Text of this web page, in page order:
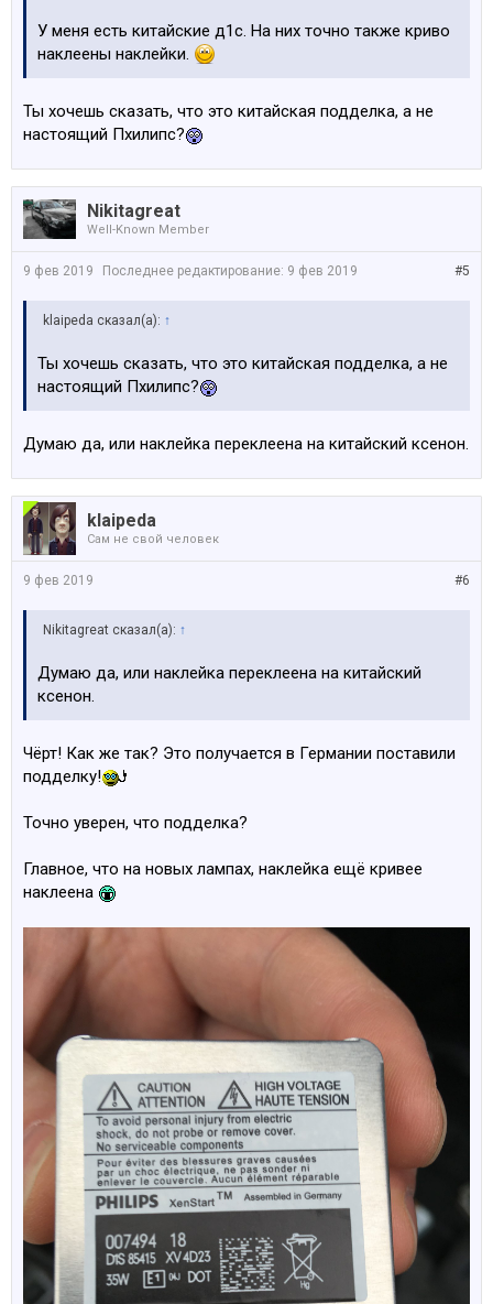
У меня есть китайские д1с. На них точно также криво
наклеены наклейки.
Ты хочешь сказать, что это китайская подделка, а не
настоящий Пхилипс?
Nikitagreat
Well-Known Member
#5
9 фев 2019 Последнее редактирование: 9 фев 2019
klaipeda сказал(а): ↑
Ты хочешь сказать, что это китайская подделка, а не
настоящий Пхилипс?
Думаю да, или наклейка переклеена на китайский ксенон.
klaipeda
Сам не свой человек
#6
9 фев 2019
Nikitagreat сказал(а): ↑
Думаю да, или наклейка переклеена на китайский
ксенон.
Чёрт! Как же так? Это получается в Германии поставили
подделку!
Точно уверен, что подделка?
Главное, что на новых лампах, наклейка ещё кривее
наклеена